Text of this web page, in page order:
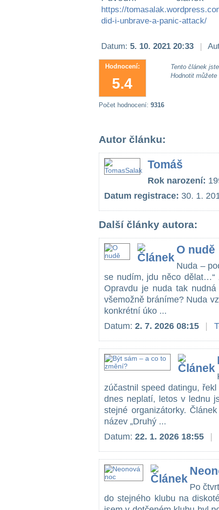
https://
did-i-unbrave-a-panic-attack/
Datum: 5. 10. 2021 20:33 |
Hodnocení:
5.4
Tento článek
Hodnotit
Počet hodnocení: 9316
Autor článku:
Tomáš
Rok narození:
Datum registrace: 30. 1.
Další články autora:
O nudě
Nuda –
se nudím, jdu něco dělat…“
Opravdu je nuda tak
všemožně bráníme? Nuda
konkrétní úko ...
Datum: 2. 7. 2026 08:15
zúčastnil speed datingu,
dnes neplatí, letos v lednu
stejné organizátorky.
název „Druhý ...
Datum: 22. 1. 2026 18:55
Po
do stejného klubu na